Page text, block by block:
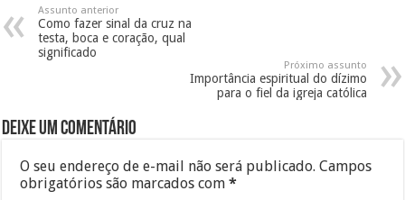
Assunto anterior
Como fazer sinal da cruz na
testa, boca e coração, qual
significado
Próximo assunto
Importância espiritual do dízimo
para o fiel da igreja católica
Deixe um comentário
O seu endereço de e-mail não será publicado. Campos
obrigatórios são marcados com*